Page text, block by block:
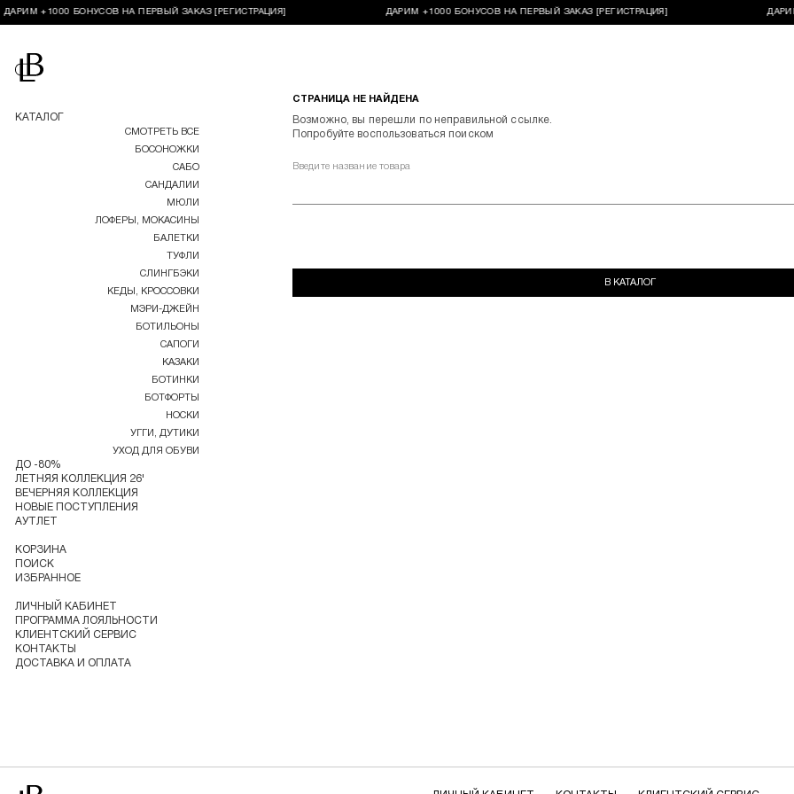
ДАРИМ +1000 БОНУСОВ НА ПЕРВЫЙ ЗАКАЗ [РЕГИСТРАЦИЯ] ДАРИМ +1000 БОНУСОВ НА ПЕРВЫЙ ЗАКАЗ [РЕГИСТРАЦИЯ]
Перейти на главную
КАТАЛОГ
СМОТРЕТЬ ВСЕ
БОСОНОЖКИ
САБО
САНДАЛИИ
МЮЛИ
ЛОФЕРЫ, МОКАСИНЫ
БАЛЕТКИ
ТУФЛИ
СЛИНГБЭКИ
КЕДЫ, КРОССОВКИ
МЭРИ-ДЖЕЙН
БОТИЛЬОНЫ
САПОГИ
КАЗАКИ
БОТИНКИ
БОТФОРТЫ
НОСКИ
УГГИ, ДУТИКИ
УХОД ДЛЯ ОБУВИ
ДО -80%
ЛЕТНЯЯ КОЛЛЕКЦИЯ 26'
ВЕЧЕРНЯЯ КОЛЛЕКЦИЯ
НОВЫЕ ПОСТУПЛЕНИЯ
АУТЛЕТ
КОРЗИНА
ПОИСК
ИЗБРАННОЕ
ЛИЧНЫЙ КАБИНЕТ
ПРОГРАММА ЛОЯЛЬНОСТИ
КЛИЕНТСКИЙ СЕРВИС
КОНТАКТЫ
ДОСТАВКА И ОПЛАТА
СТРАНИЦА НЕ НАЙДЕНА
Возможно, вы перешли по неправильной ссылке.
Попробуйте воспользоваться поиском
Введите название товара
В КАТАЛОГ
Перейти на главную